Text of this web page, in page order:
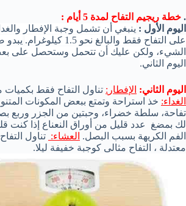
. خطة ريجيم التفاح لمدة 5 أيام :
اليوم الأول : ينبغي أن تشمل وجبة الإفطار
على التفاح فقط والبالغ نحو 1.5 كيلوغرام.
يبدو
الشيء، ولكن عليك أن تتحمل وستحصل على
اليوم الثاني.
اليوم الثاني: الإفطار : تناول التفاح فقط بكميات
الغداء: خذ استراحة وتمتع ببعض المكونات ال
تفاحة، سلطة خضراء، وحبتين من الجزر وربع
لك بمضغ عدد قليل من أوراق النعناع إذا كنت
الفم الكريهة بسبب البصل. العشاء: تناول التفاح
معتدلة ، التفاح مثالى كوجبة خفيفة ليلا.